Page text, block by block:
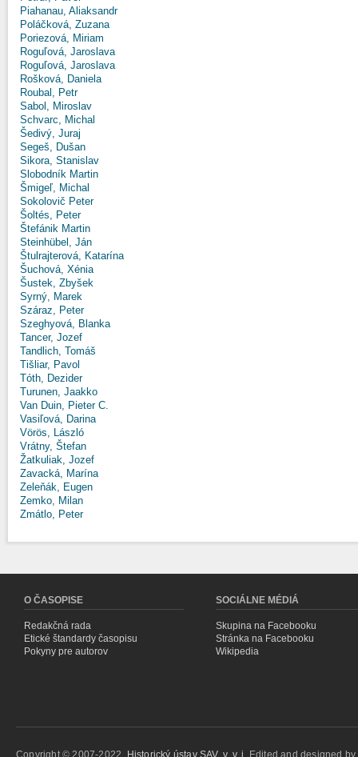
Piahanau, Aliaksandr
Poláčková, Zuzana
Poriezová, Miriam
Roguľová, Jaroslava
Roguľová, Jaroslava
Rošková, Daniela
Roubal, Petr
Sabol, Miroslav
Schvarc, Michal
Šedivý, Juraj
Segeš, Dušan
Sikora, Stanislav
Slobodník Martin
Šmigeľ, Michal
Sokolovič Peter
Šoltés, Peter
Štefánik Martin
Steinhübel, Ján
Štulrajterová, Katarína
Šuchová, Xénia
Šustek, Zbyšek
Syrný, Marek
Száraz, Peter
Szeghyová, Blanka
Tancer, Jozef
Tandlich, Tomáš
Tišliar, Pavol
Tóth, Dezider
Turunen, Jaakko
Van Duin, Pieter C.
Vasiľová, Darina
Vörös, László
Vrátny, Štefan
Žatkuliak, Jozef
Zavacká, Marína
Zeleňák, Eugen
Zemko, Milan
Zmátlo, Peter
O ČASOPISE
Redakčná rada
Etické štandardy časopisu
Pokyny pre autorov
SOCIÁLNE MÉDIÁ
Skupina na Facebooku
Stránka na Facebooku
Wikipedia